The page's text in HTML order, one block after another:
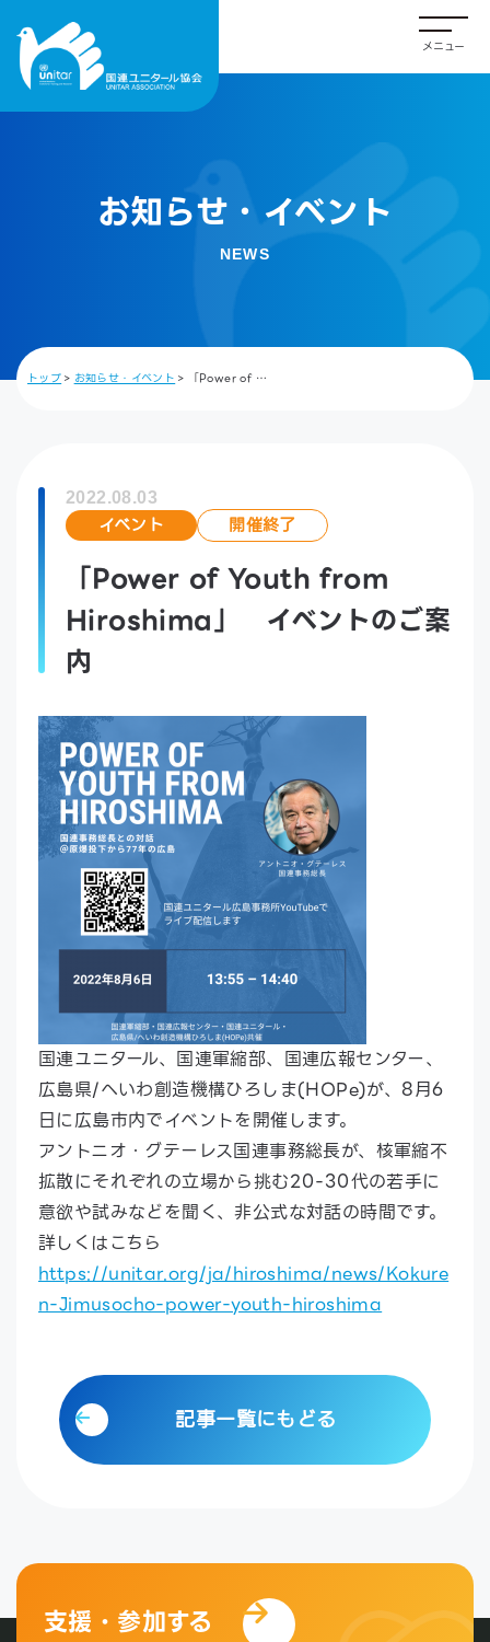
お知らせ・イベント
NEWS
トップ お知らせ・イベント 「Power of …
2022.08.03
イベント 開催終了
「Power of Youth from
Hiroshima」 イベントのご案
内
国連ユニタール、国連軍縮部、国連広報センター、
広島県/へいわ創造機構ひろしま(HOPe)が、8月6
日に広島市内でイベントを開催します。
アントニオ・グテーレス国連事務総長が、核軍縮不
拡散にそれぞれの立場から挑む20-30代の若手に
意欲や試みなどを聞く、非公式な対話の時間です。
詳しくはこちら
https://unitar.org/ja/hiroshima/news/Kokure
n-Jimusocho-power-youth-hiroshima
記事一覧にもどる
支援・参加する